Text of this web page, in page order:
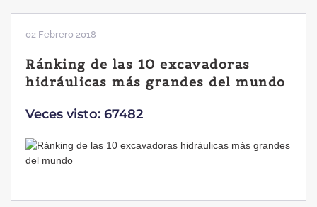
28 Enero 2019
Las ventajas de la excavadora
Yanmar B7 Sigma-6
Veces visto: 32220